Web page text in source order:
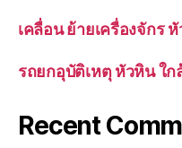
เคลื่อน ย้ายเครื่องจักร
รถยกอุบัติเหตุ หัวหิน ใ
Recent